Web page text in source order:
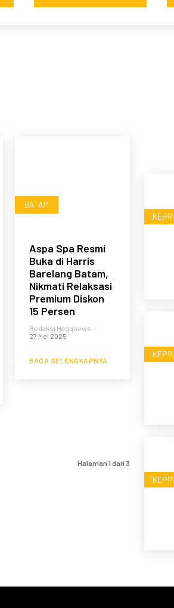
BATAM
Aspa Spa Resmi
Buka di Harris
Barelang Batam,
Nikmati Relaksasi
Premium Diskon
15 Persen
Redaksi Haqqnews -
27 Mei 2025
BACA SELENGKAPNYA
Halaman 1 dari 3
KEPRI
KEPRI
KEPRI